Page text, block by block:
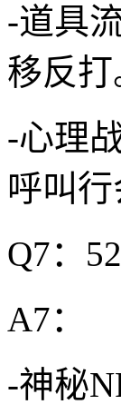
-道具
移反打
-心理
呼叫行
Q7：
A7：
-神秘